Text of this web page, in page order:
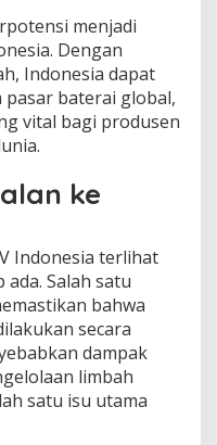
menjadi
Dengan
Indonesia dapat
pasar baterai global,
vital bagi produsen
ke
Indonesia terlihat
Salah satu
bahwa
secara
dampak
limbah
satu isu utama